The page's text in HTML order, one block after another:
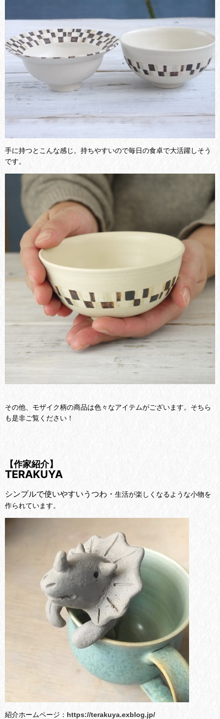
手に持つとこんな感じ。持ちやすいので毎日の食卓で大活躍しそう
です。
その他、モザイク柄の商品は色々なアイテムがございます。そちら
も是非ご覧ください！
【作家紹介】
TERAKUYA
シンプルで使いやすいうつわ・ 生活が楽しくなるような小物を
作られています。
紹介ホームページ： https://terakuya.exblog.jp/